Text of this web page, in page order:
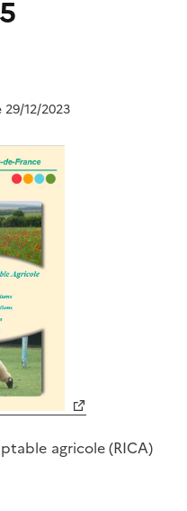
12/2023
agricole (RICA)